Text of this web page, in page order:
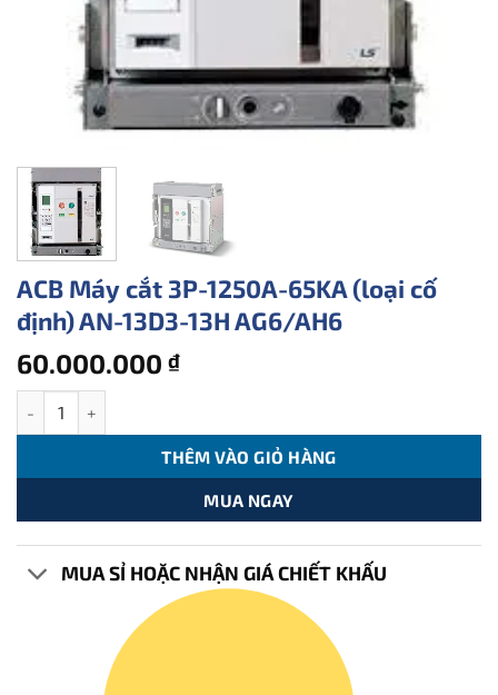
ACB Máy cắt 3P-1250A-65KA (loại cố
định) AN-13D3-13H AG6/AH6
60.000.000 ₫
THÊM VÀO GIỎ HÀNG
MUA NGAY
MUA SỈ HOẶC NHẬN GIÁ CHIẾT KHẤU